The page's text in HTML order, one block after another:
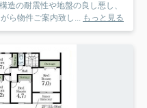
ら物件ご案内致し... もっと見る